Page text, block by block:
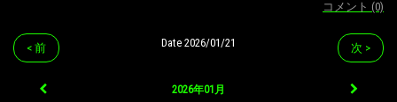
コメント (0)
< 前 次 >
Date 2026/01/21
2026年01月